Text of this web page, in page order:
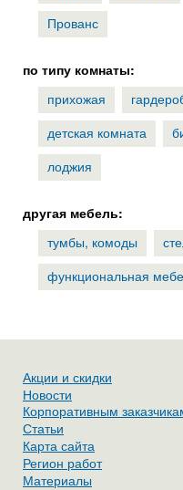
Прованс
по типу комнаты:
прихожая
детская комната
лоджия
другая мебель:
тумбы, комоды
функциональная
Акции и скидки
Новости
Корпоративным
Статьи
Карта сайта
Регион работ
Материалы